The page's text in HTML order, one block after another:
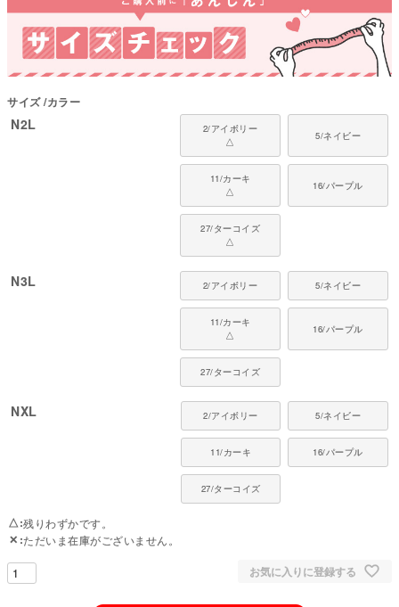
●本体：STORMFLEECE BACK GRID(ポリエステル93%・ポリウレタン7%)
●日本製：MADE IN JAPAN
●伸縮性(5段階)：4
●厚さ(5段階)：3
●お洗濯について：手洗い又は、洗濯ネットを使用。当て布をして中温。フ
てください。
弊社のラッシュガードは、川遊びの浅瀬・雪遊び・雨上がりの泥はね対策な
ど、日常のアウトドアシーンを想定して設計されています。
なお、水泳のように全身が濡れる状況では、生地が重くなりズレやすくなる
ため、泳ぐ用途での使用はおすすめしておりません。
国内の縫製工場と連携して、一つひとつ丁寧に仕上げています。心地よい着
ットランド・シープドッグ、ビーグル、ボーダーコリーなど
サイズ カラー
N2L
2/アイボリー
△
5/ネイビー
11/カーキ
△
16/パープル
27/ターコイズ
△
N3L 2/アイボリー 5/ネイビー
11/カーキ
△
16/パープル
27/ターコイズ
NXL 2/アイボリー 5/ネイビー
11/カーキ 16/パープル
27/ターコイズ
△ 残りわずかです。
✕ ただいま在庫がございません。
お気に入りに登録する